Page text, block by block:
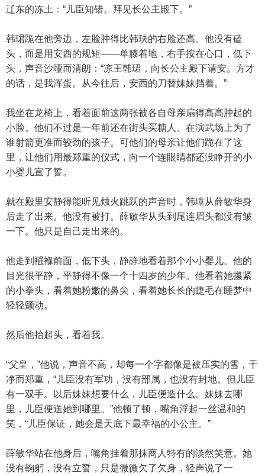
辽东的冻土：“儿臣知错。拜见长公主殿下。”
韩珺跪在他旁边，左脸肿得比韩玦的右脸还高。他没有磕
头，而是用安西的规矩——单膝着地，右手按在心口，低下
头，声音沙哑而清朗：“凉王韩珺，向长公主殿下请安。方才
的话，是我浑蛋。从今往后，安西的刀替妹妹挡着。”
我坐在龙椅上，看着面前这两张被各自母亲扇得高高肿起的
小脸。他们不过是一年前还在街头买糖人、在演武场上为了
谁射箭更准而较劲的孩子。可他们的母亲让他们跪在了这
里，让他们用最郑重的仪式，向一个连眼睛都还没睁开的小
小婴儿宣了誓。
就在殿里安静得能听见烛火跳跃的声音时，韩璋从薛敏华身
后走了出来。他没有被打。薛敏华从头到尾连眉头都没有皱
一下。他只是自己走出来的。
他走到襁褓前面，低下头，静静地看着那个小小婴儿。他的
目光很平静，平静得不像一个十四岁的少年。他看着她攥紧
的小拳头，看着她粉嫩的鼻尖，看着她长长的睫毛在睡梦中
轻轻颤动。
然后他抬起头，看着我。
“父皇，”他说，声音不高，却每一个字都像是被压实的雪，干
净而郑重，“儿臣没有军功，没有部属，也没有封地。但儿臣
有一双手。以后妹妹想要什么，儿臣便造什么。妹妹去哪
里，儿臣便送她到哪里。”他顿了顿，嘴角浮起一丝温和的
笑，“儿臣保证，她会是天底下最幸福的小公主。”
薛敏华站在他身后，嘴角挂着那抹商人特有的淡然笑意。她
没有鞠躬，没有立誓，只是微微欠了欠身，轻声说了一